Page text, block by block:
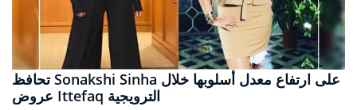
تحافظ Sonakshi Sinha على ارتفاع معدل أسلوبها خلال
عروض Ittefaq الترويجية